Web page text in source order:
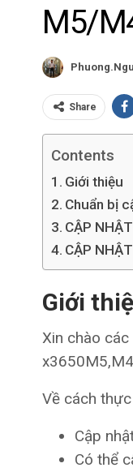
M5/
Share
Contents
Giới thiệu
Chuẩn bị
CẬP
CẬP
Giới
Xin chào
Về cách
Cập
Có thể